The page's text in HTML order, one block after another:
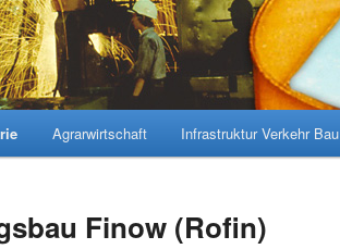
Agrarwirtschaft Infrastruktur Verkehr Bau
Finow (Rofin)